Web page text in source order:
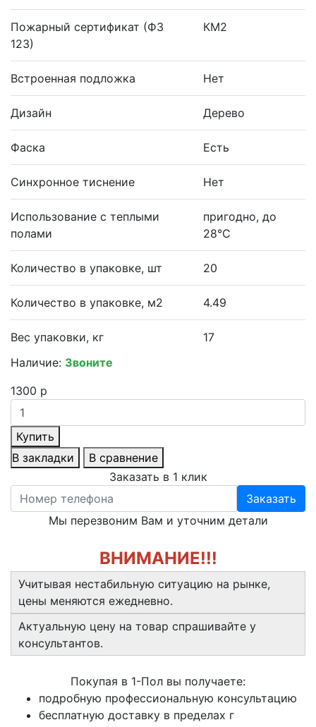
Пожарный сертификат (ФЗ
123)
КМ2
Встроенная подложка Нет
Дизайн Дерево
Фаска Есть
Синхронное тиснение Нет
Использование с теплыми
полами
пригодно, до
28°С
Количество в упаковке, шт 20
Количество в упаковке, м2 4.49
Вес упаковки, кг
17
Наличие: Звоните
1300 р
Купить
В закладки
В сравнение
Заказать в 1 клик
Заказать
Мы перезвоним Вам и уточним детали
ВНИМАНИЕ!!!
Учитывая нестабильную ситуацию на рынке,
цены меняются ежедневно.
Актуальную цену на товар спрашивайте у
консультантов.
Покупая в 1-Пол вы получаете:
подробную профессиональную консультацию
бесплатную доставку в пределах г